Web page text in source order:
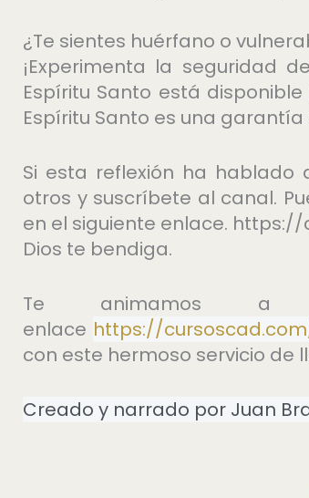
¿Te sientes huérfano o
¡Experimenta la seguridad
Espíritu Santo está
Espíritu Santo es una
Si esta reflexión ha
otros y suscríbete al canal.
en el siguiente enlace.
Dios te bendiga.
Te animamos
enlace https://
con este hermoso servicio de
Creado y narrado por Juan